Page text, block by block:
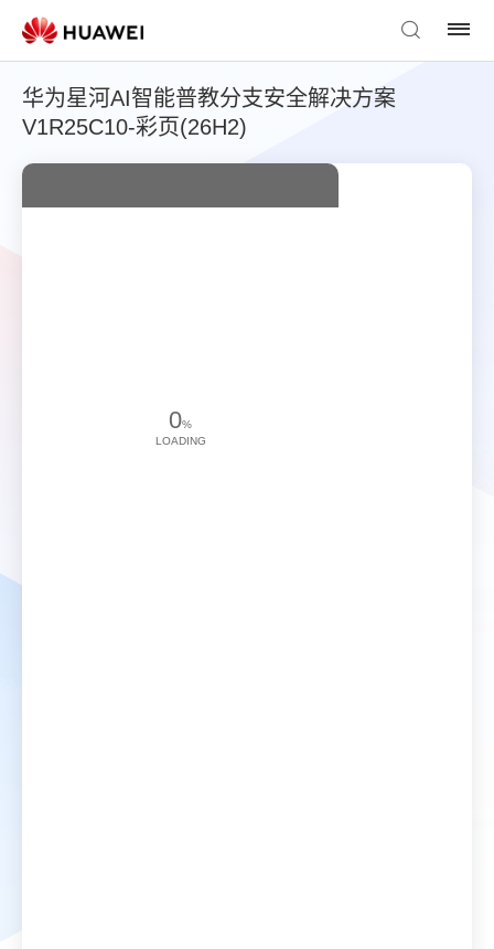
华为星河AI智能普教分支安全解决方案
V1R25C10-彩页(26H2)
0%
LOADING